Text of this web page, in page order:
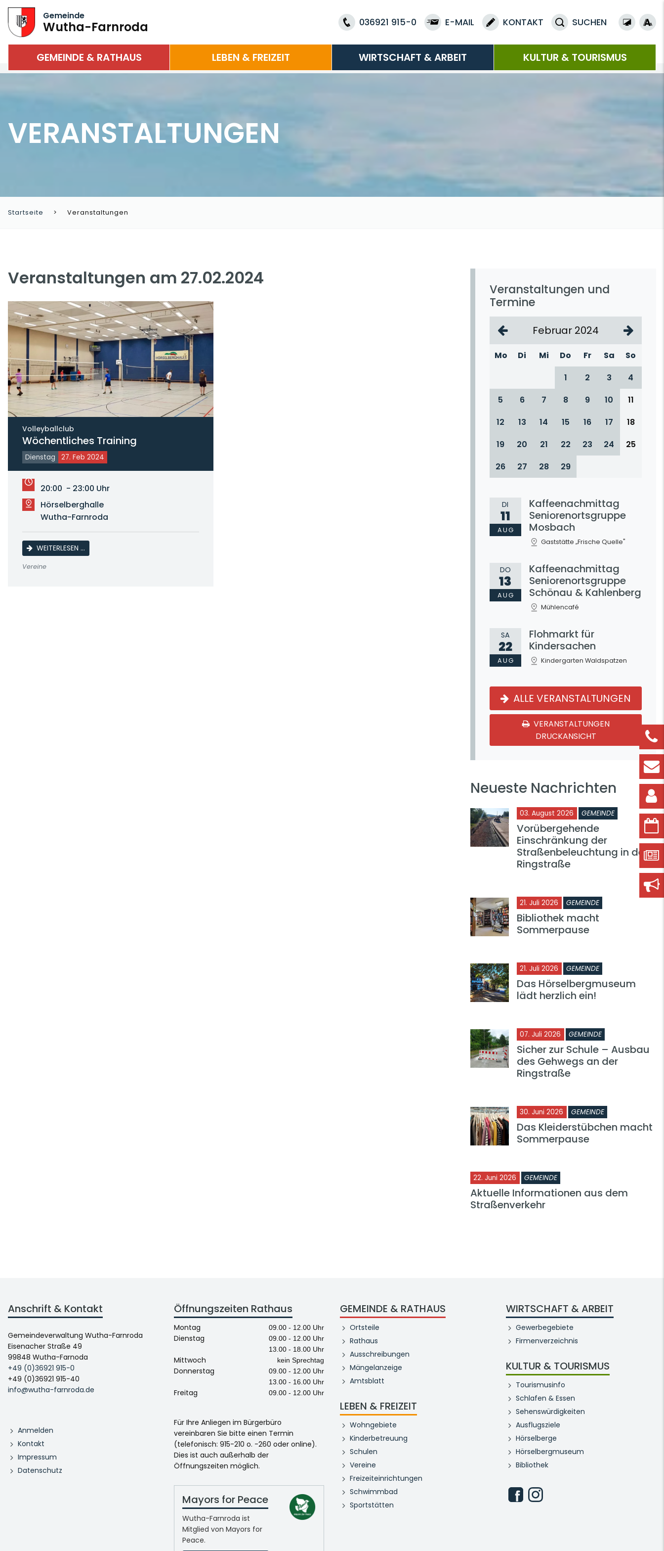
Gemeinde
Wutha-Farnroda 036921 915-0 E-MAIL KONTAKT SUCHEN
GEMEINDE & RATHAUS LEBEN & FREIZEIT WIRTSCHAFT & ARBEIT KULTUR & TOURISMUS
VERANSTALTUNGEN
Startseite Veranstaltungen
Veranstaltungen am 27.02.2024
Volleyballclub
Wöchentliches Training
Dienstag 27. Feb 2024
20:00 - 23:00 Uhr
Hörselberghalle
Wutha-Farnroda
WEITERLESEN …WÖCHENTLICHES TRAINING
Vereine
Veranstaltungen und
Termine
Februar 2024
Mo Di Mi Do Fr Sa
So
1
2 3
4
5
6 7 8 9 10
11
12
13 14 15 16 17
18
19
20 21 22 23 24
25
26
27 28 29
DI
11
AUG
Kaffeenachmittag
Seniorenortsgruppe
Mosbach
Gaststätte „Frische Quelle"
DO
13
AUG
Kaffeenachmittag
Seniorenortsgruppe
Schönau & Kahlenberg
Mühlencafé
SA
22
AUG
Flohmarkt für
Kindersachen
Kindergarten Waldspatzen
ALLE VERANSTALTUNGEN
VERANSTALTUNGEN
DRUCKANSICHT
Neueste Nachrichten
03. August 2026 GEMEINDE
Vorübergehende
Einschränkung der
Straßenbeleuchtung in der
Ringstraße
21. Juli 2026 GEMEINDE
Bibliothek macht
Sommerpause
21. Juli 2026 GEMEINDE
Das Hörselbergmuseum
lädt herzlich ein!
07. Juli 2026 GEMEINDE
Sicher zur Schule – Ausbau
des Gehwegs an der
Ringstraße
30. Juni 2026 GEMEINDE
Das Kleiderstübchen macht
Sommerpause
22. Juni 2026 GEMEINDE
Aktuelle Informationen aus dem
Straßenverkehr
Anschrift & Kontakt
Gemeindeverwaltung Wutha-Farnroda
Eisenacher Straße 49
99848 Wutha-Farnoda
+49 (0)36921 915-0
+49 (0)36921 915-40
info@wutha-farnroda.de
Anmelden
Kontakt
Impressum
Datenschutz
Öffnungszeiten Rathaus
Montag 09.00 - 12.00 Uhr
Dienstag
09.00 - 12.00 Uhr
13.00 - 18.00 Uhr
Mittwoch kein Sprechtag
Donnerstag
09.00 - 12.00 Uhr
13.00 - 16.00 Uhr
Freitag 09.00 - 12.00 Uhr
Für Ihre Anliegen im Bürgerbüro
vereinbaren Sie bitte einen Termin
(telefonisch: 915-210 o. -260 oder online).
Dies ist auch außerhalb der
Öffnungszeiten möglich.
Mayors for Peace
Wutha-Farnroda ist
Mitglied von Mayors for
Peace.
GEMEINDE & RATHAUS
Ortsteile
Rathaus
Ausschreibungen
Mängelanzeige
Amtsblatt
LEBEN & FREIZEIT
Wohngebiete
Kinderbetreuung
Schulen
Vereine
Freizeiteinrichtungen
Schwimmbad
Sportstätten
WIRTSCHAFT & ARBEIT
Gewerbegebiete
Firmenverzeichnis
KULTUR & TOURISMUS
Tourismusinfo
Schlafen & Essen
Sehenswürdigkeiten
Ausflugsziele
Hörselberge
Hörselbergmuseum
Bibliothek